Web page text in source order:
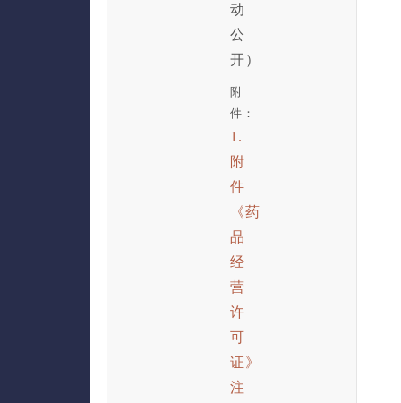
动
公
开）
附
件：
1.
附
件
《药
品
经
营
许
可
证》
注